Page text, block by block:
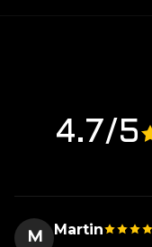
4.7/5
M
Martin